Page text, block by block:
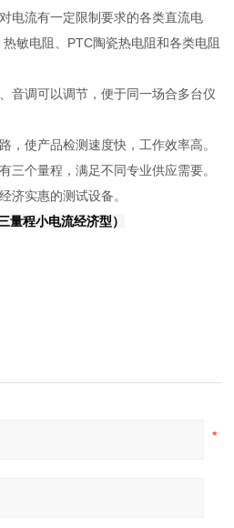
电流有一定限制要求的各类直流电
敏电阻、PTC陶瓷热电阻和各类电阻
音调可以调节，便于同一场合多台仪
，使产品检测速度快，工作效率高。
三个量程，满足不同专业供应需要。
济实惠的测试设备。
量程小电流经济型）